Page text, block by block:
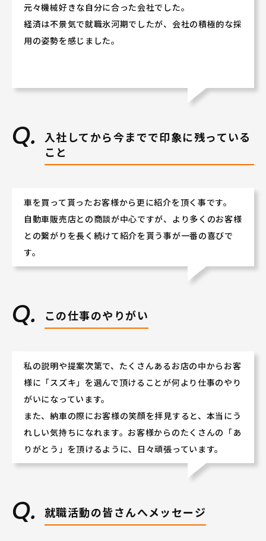
★人と接することが好きな方
★人の話を聴くことが好きな方
などなど大歓迎です♪♪
若手社員や女性社員が多数活躍しております!
ぜひ会社説明会にご参加いただき、当社の活気あふれる
元々機械好きな自分に合った会社でした。
経済は不景気で就職氷河期でしたが、会社の積極的な採
用の姿勢を感じました。
入社してから今までで印象に残っている
こと
車を買って貰ったお客様から更に紹介を頂く事です。
自動車販売店との商談が中心ですが、より多くのお客様
との繋がりを長く続けて紹介を貰う事が一番の喜びで
す。
この仕事のやりがい
私の説明や提案次第で、たくさんあるお店の中からお客
様に「スズキ」を選んで頂けることが何より仕事のやり
がいになっています。
また、納車の際にお客様の笑顔を拝見すると、本当にう
れしい気持ちになれます。お客様からのたくさんの「あ
りがとう」を頂けるように、日々頑張っています。
就職活動の皆さんへメッセージ